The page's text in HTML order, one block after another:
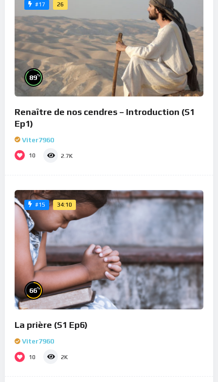
#17 26
89%
Renaître de nos cendres – Introduction (S1
Ep1)
Viter7960
10 2.7K
#15 34:10
66%
La prière (S1 Ep6)
Viter7960
10 2K